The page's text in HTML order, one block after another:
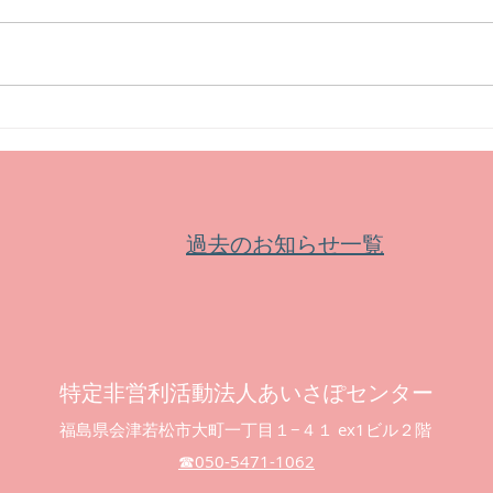
過去のお知らせ一覧
特定非営利活動法人あいさぽセンター
福島県会津若松市大町一丁目１−４１ ex1ビル２階
☎︎050-5471-1062